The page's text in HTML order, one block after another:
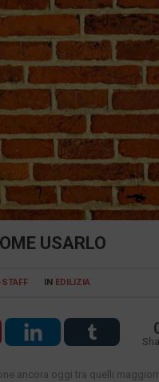
USARLO
IN EDILIZIA
ancora oggi tra quelli